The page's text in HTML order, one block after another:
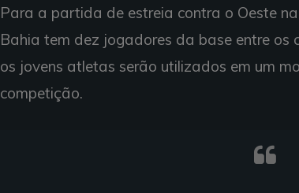
Para a partida de estreia contra o Oeste
Bahia tem dez jogadores da base entre os
os jovens atletas serão utilizados em um
competição.